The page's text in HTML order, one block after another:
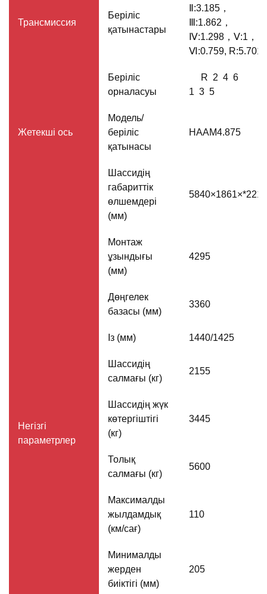
Трансмиссия
Беріліс
қатынастары
Ⅱ:3.185，
Ⅲ:1.862，
Ⅳ:1.298，Ⅴ:1，
Ⅵ:0.759, R:5.701
Беріліс
орналасуы
R 2 4 6
1 3 5
Жетекші ось
Модель/
беріліс
қатынасы
HAAM4.875
Негізгі
параметрлер
Шассидің
габариттік
өлшемдері
(мм)
5840×1861×*2215
Монтаж
ұзындығы
(мм)
4295
Дөңгелек
базасы (мм)
3360
Із (мм) 1440/1425
Шассидің
салмағы (кг)
2155
Шассидің жүк
көтергіштігі
(кг)
3445
Толық
салмағы (кг)
5600
Максималды
жылдамдық
(км/сағ)
110
Минималды
жерден
биіктігі (мм)
205